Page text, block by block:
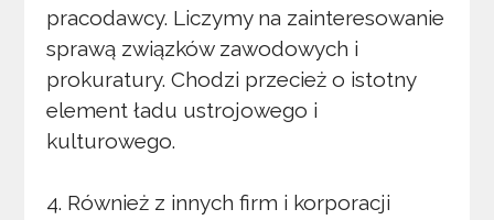
pracodawcy. Liczymy na zainteresowanie
sprawą związków zawodowych i
prokuratury. Chodzi przecież o istotny
element ładu ustrojowego i
kulturowego.
4. Również z innych firm i korporacji